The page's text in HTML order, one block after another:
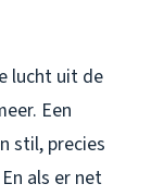
lucht uit de
Een
stil, precies
als er net